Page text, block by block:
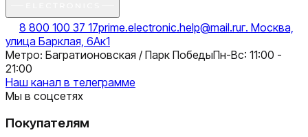
8 800 100 37 17prime.electronic.help@mail.ruг. Москва,
улица Барклая, 6Ак1
Метро: Багратионовская / Парк ПобедыПн-Вс: 11:00 -
21:00
Наш канал в телеграмме
Мы в соцсетях
Покупателям